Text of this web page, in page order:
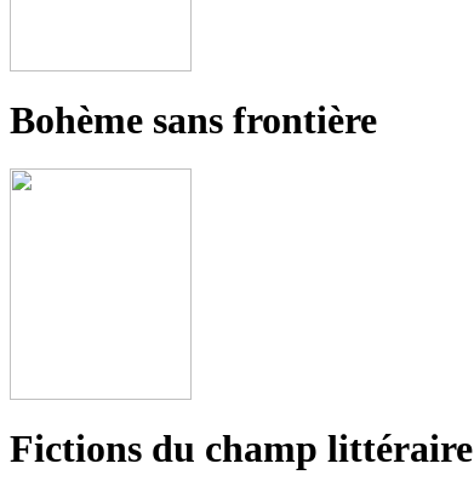
Bohème sans frontière
Fictions du champ littéraire